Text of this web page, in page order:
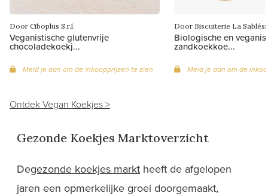
Door Ciboplus S.r.l.
Veganistische glutenvrije
chocoladekoekj...
Meld je aan om de inkoopprijzen te zien
Door Biscuiterie La
Biologische en
zandkoekkoe...
Meld je aan om de
Ontdek Vegan Koekjes >
Gezonde Koekjes Marktoverzicht
Degezonde koekjes markt heeft de afgelopen
jaren een opmerkelijke groei doorgemaakt,